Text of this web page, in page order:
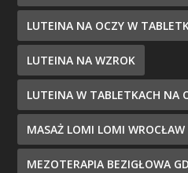
LUTEINA NA OCZY W
LUTEINA NA WZROK
LUTEINA W TABLETKACH NA
MASAŻ LOMI LOMI WROCŁAW
MEZOTERAPIA BEZIGŁOWA